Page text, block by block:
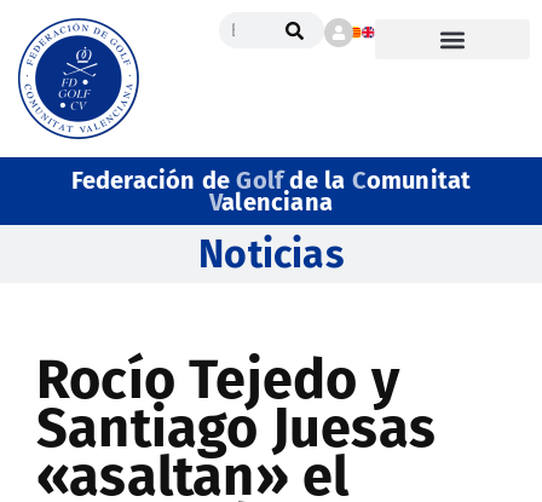
Federación deGolfde la Comunitat
Valenciana
Noticias
Rocío Tejedo y
Santiago Juesas
«asaltan» el